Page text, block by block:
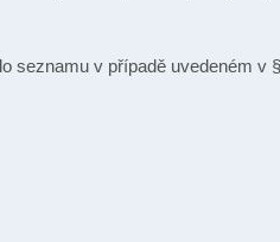
seznamu v případě uvedeném v